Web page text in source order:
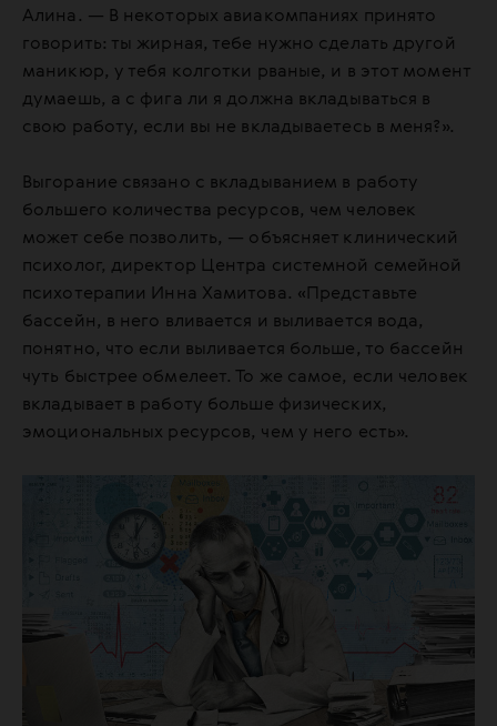
Алина. — В некоторых авиакомпаниях принято
говорить: ты жирная, тебе нужно сделать другой
маникюр, у тебя колготки рваные, и в этот момент
думаешь, а с фига ли я должна вкладываться в
свою работу, если вы не вкладываетесь в меня?».
Выгорание связано с вкладыванием в работу
большего количества ресурсов, чем человек
может себе позволить, — объясняет клинический
психолог, директор Центра системной семейной
психотерапии Инна Хамитова. «Представьте
бассейн, в него вливается и выливается вода,
понятно, что если выливается больше, то бассейн
чуть быстрее обмелеет. То же самое, если человек
вкладывает в работу больше физических,
эмоциональных ресурсов, чем у него есть».